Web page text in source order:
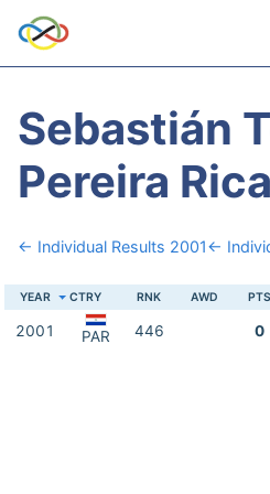
Sebastián
Pereira
← Individual Results 2001←
YEAR CTRY RNK AWD PTS
2001 PAR 446 0